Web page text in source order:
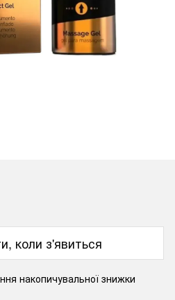
коли з'явиться
накопичувальної знижки